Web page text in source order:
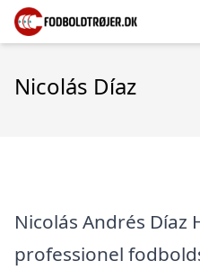
Nicolás Díaz
Nicolás Andrés Díaz
professionel